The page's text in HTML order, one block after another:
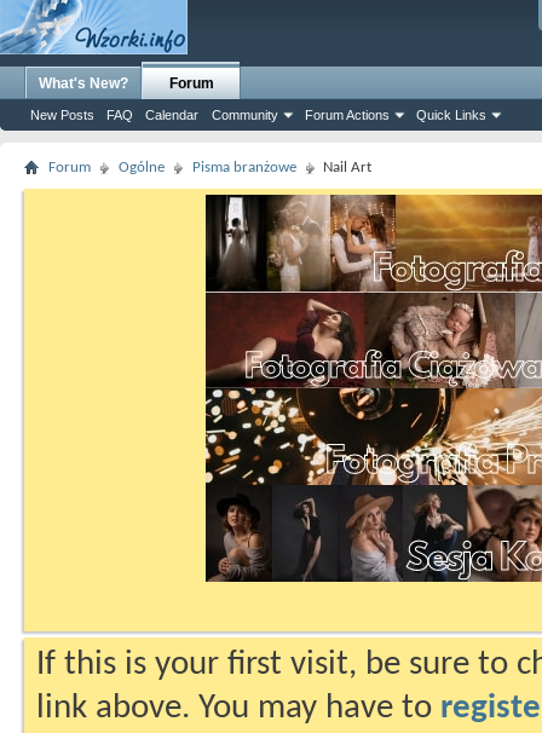
What's New? Forum
New Posts FAQ Calendar Community Forum Actions Quick Links
Forum Ogólne Pisma branżowe Nail Art
If this is your first visit, be sure to
link above. You may have to